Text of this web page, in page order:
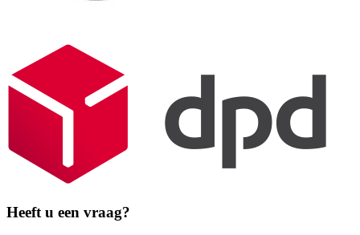
Heeft u een vraag?